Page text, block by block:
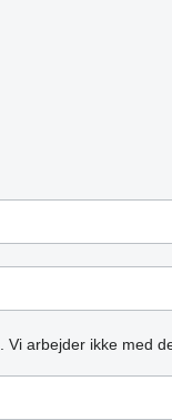
Vi arbejder ikke med